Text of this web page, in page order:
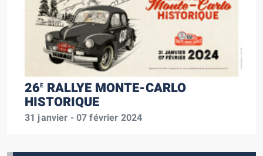
26E RALLYE MONTE-CARLO
HISTORIQUE
31 janvier - 07 février 2024